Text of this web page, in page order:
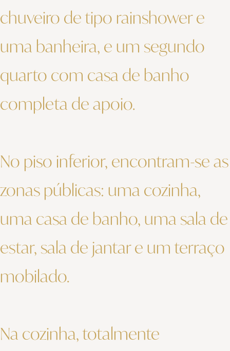
chuveiro de tipo rainshower e
uma banheira, e um segundo
quarto com casa de banho
completa de apoio.
No piso inferior, encontram-se as
zonas públicas: uma cozinha,
uma casa de banho, uma sala de
estar, sala de jantar e um terraço
mobilado.
Na cozinha, totalmente